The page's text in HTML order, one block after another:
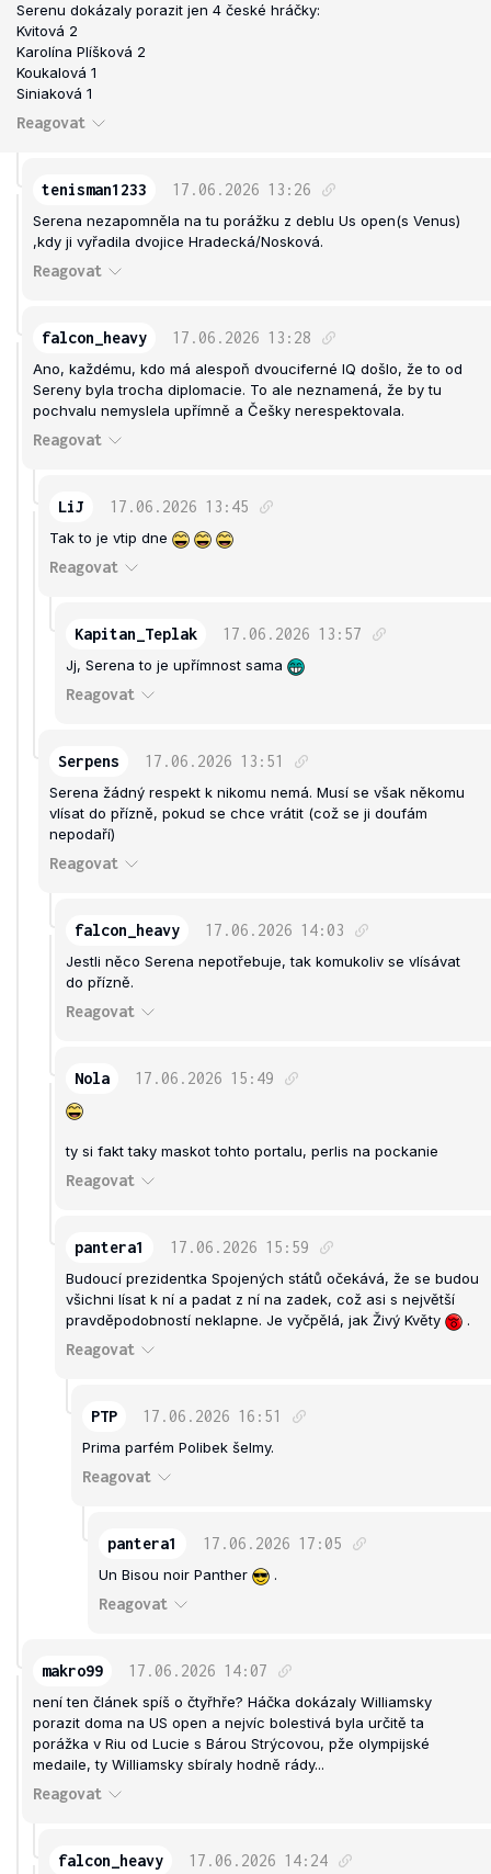
Serenu dokázaly porazit jen 4 české hráčky:
Kvitová 2
Karolína Plíšková 2
Koukalová 1
Siniaková 1
Reagovat
tenisman1233 17.06.2026 13:26
Serena nezapomněla na tu porážku z deblu Us open(s Venus)
,kdy ji vyřadila dvojice Hradecká/Nosková.
Reagovat
falcon_heavy 17.06.2026 13:28
Ano, každému, kdo má alespoň dvouciferné IQ došlo, že to od
Sereny byla trocha diplomacie. To ale neznamená, že by tu
pochvalu nemyslela upřímně a Češky nerespektovala.
Reagovat
LiJ 17.06.2026 13:45
Tak to je vtip dne
Reagovat
Kapitan_Teplak 17.06.2026 13:57
Jj, Serena to je upřímnost sama
Reagovat
Serpens 17.06.2026 13:51
Serena žádný respekt k nikomu nemá. Musí se však někomu
vlísat do přízně, pokud se chce vrátit (což se ji doufám
nepodaří)
Reagovat
falcon_heavy 17.06.2026 14:03
Jestli něco Serena nepotřebuje, tak komukoliv se vlísávat
do přízně.
Reagovat
Nola 17.06.2026 15:49
ty si fakt taky maskot tohto portalu, perlis na pockanie
Reagovat
pantera1 17.06.2026 15:59
Budoucí prezidentka Spojených států očekává, že se budou
všichni lísat k ní a padat z ní na zadek, což asi s největší
pravděpodobností neklapne. Je vyčpělá, jak Živý Květy
.
Reagovat
PTP 17.06.2026 16:51
Prima parfém Polibek šelmy.
Reagovat
pantera1 17.06.2026 17:05
Un Bisou noir Panther .
Reagovat
makro99 17.06.2026 14:07
není ten článek spíš o čtyřhře? Háčka dokázaly Williamsky
porazit doma na US open a nejvíc bolestivá byla určitě ta
porážka v Riu od Lucie s Bárou Strýcovou, pže olympijské
medaile, ty Williamsky sbíraly hodně rády...
Reagovat
falcon_heavy 17.06.2026 14:24